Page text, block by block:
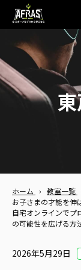
ホーム › 教室一覧
お子さまの才能を伸
自宅オンラインでプ
の可能性を広げる方
2026年5月29日